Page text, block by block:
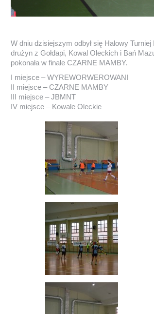
W dniu dzisiejszym odbył się Halowy Turniej
drużyn z Gołdapi, Kowal Oleckich i Bań
pokonała w finale CZARNE MAMBY.
I miejsce – WYREWORWEROWANI
II miejsce – CZARNE MAMBY
III miejsce – JBMNT
IV miejsce – Kowale Oleckie